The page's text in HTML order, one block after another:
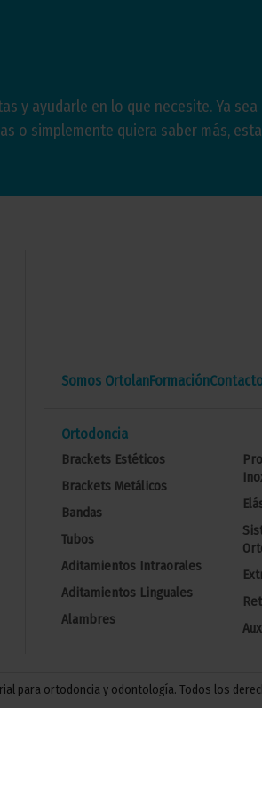
y ayudarle en lo que necesite. Ya
o simplemente quiera saber más,
Somos OrtolanFormación
Ortodoncia
Brackets Estéticos
Brackets Metálicos
Bandas
Tubos
Aditamientos Intraorales
Aditamientos Linguales
Alambres
para ortodoncia y odontología. Todos los